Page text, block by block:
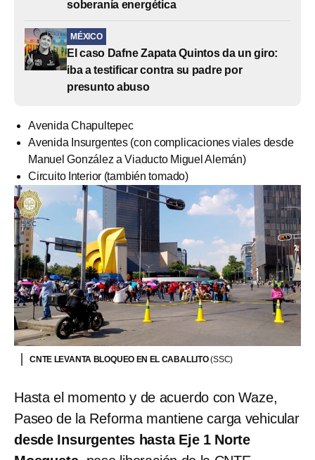
soberanía energética
MÉXICO
El caso Dafne Zapata Quintos da un giro:
iba a testificar contra su padre por
presunto abuso
Avenida Chapultepec
Avenida Insurgentes (con complicaciones viales desde
Manuel González a Viaducto Miguel Alemán)
Circuito Interior (también tomado)
CNTE LEVANTA BLOQUEO EN EL CABALLITO(SSC)
Hasta el momento y de acuerdo con Waze,
Paseo de la Reforma mantiene carga vehicular
desde Insurgentes hasta Eje 1 Norte